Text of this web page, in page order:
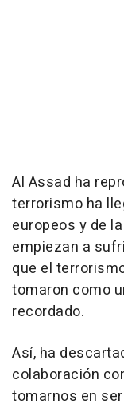
Al Assad ha
terrorismo ha
europeos y de
empiezan a
que el
tomaron como
recordado.
Así, ha
colaboración
tomarnos en